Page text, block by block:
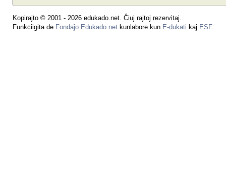
Kopirajto © 2001 - 2026 edukado.net. Ĉiuj rajtoj rezervitaj.
Funkciigita de Fondaĵo Edukado.netkunlabore kun E-dukati kaj ESF.